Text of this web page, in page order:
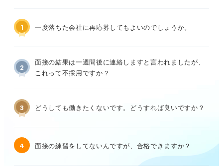
1 一度落ちた会社に再応募してもよいのでしょうか。
2
面接の結果は一週間後に連絡しますと言われましたが、
これって不採用ですか？
3 どうしても働きたくないです。どうすれば良いですか？
4 面接の練習をしてないんですが、合格できますか？